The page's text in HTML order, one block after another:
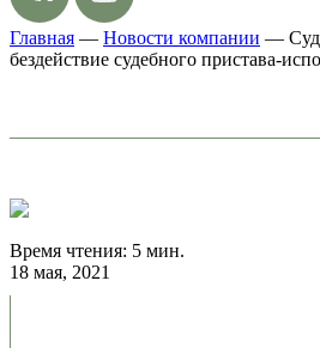
Главная — Новости компании —
бездействие судебного пристава-
Время чтения: 5 мин.
18 мая, 2021